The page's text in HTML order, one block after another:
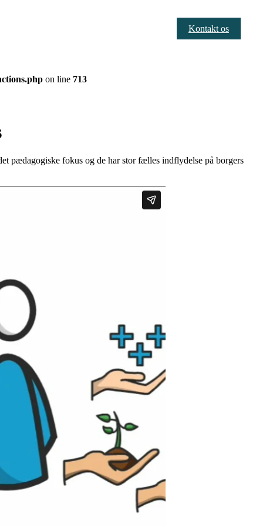
Kontakt os
on line 713
pædagogiske fokus og de har stor fælles indflydelse på borgers